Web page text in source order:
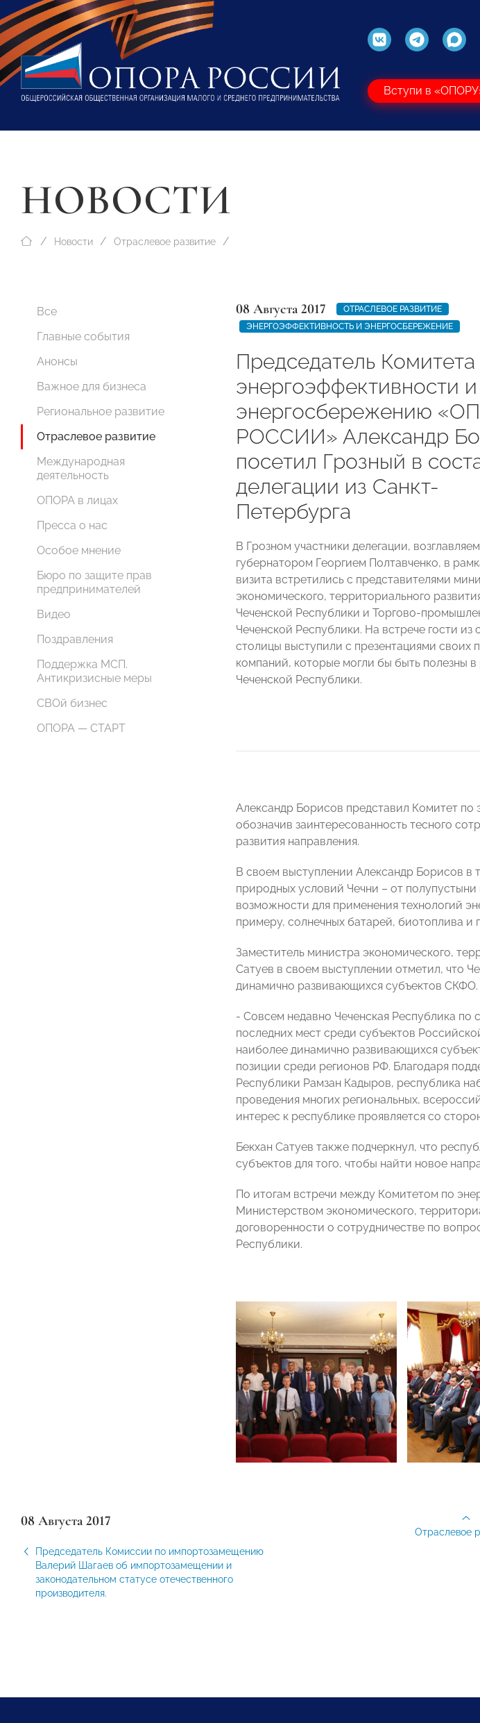
Вступи в
НОВОСТИ
Новости Отраслевое развитие
Все
Главные события
Анонсы
Важное для бизнеса
Региональное развитие
Отраслевое развитие
Международная
деятельность
ОПОРА в лицах
Пресса о нас
Особое мнение
Бюро по защите прав
предпринимателей
Видео
Поздравления
Поддержка МСП.
Антикризисные меры
СВОй бизнес
ОПОРА — СТАРТ
08 Августа 2017
ОТРАСЛЕВОЕ РАЗВИТИЕ
ЭНЕРГОЭФФЕКТИВНОСТЬ И ЭНЕРГОСБЕРЕЖЕНИЕ
Председатель
энергоэффективности и
энергосбережению
РОССИИ» Александр
посетил Грозный в
делегации из Санкт-
Петербурга
В Грозном участники делегации,
губернатором Георгием Полтавченко, в
визита встретились с представителями
экономического, территориального
Чеченской Республики и Торгово-
Чеченской Республики. На встрече гости из
столицы выступили с презентациями своих
компаний, которые могли бы быть полезны в
Чеченской Республики.
Александр Борисов представил Комитет
обозначив заинтересованность тесного
развития направления.
В своем выступлении Александр Борисов в
природных условий Чечни – от
возможности для применения технологий
примеру, солнечных батарей, биотоплива и
Заместитель министра экономического,
Сатуев в своем выступлении отметил, что
динамично развивающихся субъектов СКФО.
- Совсем недавно Чеченская Республика по
последних мест среди субъектов
наиболее динамично развивающихся
позиции среди регионов РФ. Благодаря
Республики Рамзан Кадыров, республика
проведения многих региональных,
интерес к республике проявляется со
Бекхан Сатуев также подчеркнул, что
субъектов для того, чтобы найти новое
По итогам встречи между Комитетом по
Министерством экономического,
договоренности о сотрудничестве по
Республики.
08 Августа 2017
Председатель Комиссии по импортозамещению
Валерий Шагаев об импортозамещении и
законодательном статусе отечественного
производителя.
Отраслевое